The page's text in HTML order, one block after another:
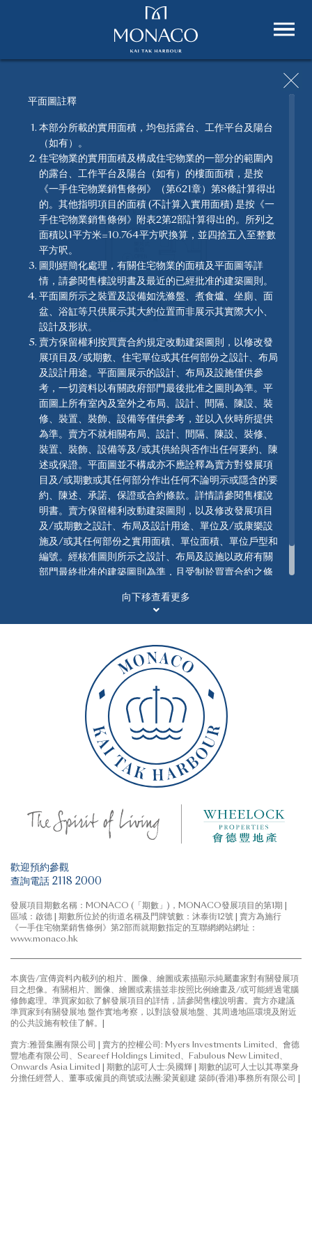
單位平面圖
MONACO 一絲不苟，別具匠心，為住客精心打造每個單
位。
開放式單位 1房(開放式廚房)
2房(開放式廚房) 2房
3房(開放式廚房) 3房及儲物房
3房1套 3房1套及工作間連洗手間
4房2套及工作間連洗手間
第2A座18樓F單位
1房 (開放式廚房)
實用面積: 354 平方呎
Legend 圖例
平面圖註釋
本部分所載的實用面積，均包括露台、工作平台及陽台
（如有）。
住宅物業的實用面積及構成住宅物業的一部分的範圍內
的露台、工作平台及陽台（如有）的樓面面積，是按
《一手住宅物業銷售條例》（第621章）第8條計算得出
的。其他指明項目的面積 (不計算入實用面積) 是按《一
手住宅物業銷售條例》附表2第2部計算得出的。所列之
面積以1平方米=10.764平方呎換算，並四捨五入至整數
平方呎。
圖則經簡化處理，有關住宅物業的面積及平面圖等詳
情，請參閱售樓說明書及最近的已經批准的建築圖則。
平面圖所示之裝置及設備如洗滌盤、煮食爐、坐廁、面
盆、浴缸等只供展示其大約位置而非展示其實際大小、
設計及形狀。
賣方保留權利按買賣合約規定改動建築圖則，以修改發
展項目及/或期數、住宅單位或其任何部份之設計、布局
及設計用途。平面圖展示的設計、布局及設施僅供參
考，一切資料以有關政府部門最後批准之圖則為準。平
面圖上所有室內及室外之布局、設計、間隔、陳設、裝
修、裝置、裝飾、設備等僅供參考，並以入伙時所提供
為準。賣方不就相關布局、設計、間隔、陳設、裝修、
裝置、裝飾、設備等及/或其供給與否作出任何要約、陳
述或保證。平面圖並不構成亦不應詮釋為賣方對發展項
目及/或期數或其任何部分作出任何不論明示或隱含的要
約、陳述、承諾、保證或合約條款。詳情請參閱售樓說
明書。賣方保留權利改動建築圖則，以及修改發展項目
及/或期數之設計、布局及設計用途、單位及/或康樂設
施及/或其任何部份之實用面積、單位面積、單位戶型和
編號。經核准圖則所示之設計、布局及設施以政府有關
部門最終批准的建築圖則為準，且受制於買賣合約之條
向下移查看更多
歡迎預約參觀
查詢電話 2118 2000
發展項目期數名稱：MONACO (「期數」)，MONACO發展項目的第1期 |
區域：啟德 | 期數所位於的街道名稱及門牌號數：沐泰街12號 | 賣方為施行
《一手住宅物業銷售條例》第2部而就期數指定的互聯網網站網址：
www.monaco.hk
本廣告/宣傳資料內載列的相片、圖像、繪圖或素描顯示純屬畫家對有關發展項
目之想像。有關相片、圖像、繪圖或素描並非按照比例繪畫及/或可能經過電腦
修飾處理。準買家如欲了解發展項目的詳情，請參閱售樓說明書。賣方亦建議
準買家到有關發展地 盤作實地考察，以對該發展地盤、其周邊地區環境及附近
的公共設施有較佳了解。|
賣方:雅晉集團有限公司 | 賣方的控權公司: Myers Investments Limited、會德
豐地產有限公司、Seareef Holdings Limited、Fabulous New Limited、
Onwards Asia Limited | 期數的認可人士:吳國輝 | 期數的認可人士以其專業身
分擔任經營人、董事或僱員的商號或法團:梁黃顧建 築師(香港)事務所有限公司 |